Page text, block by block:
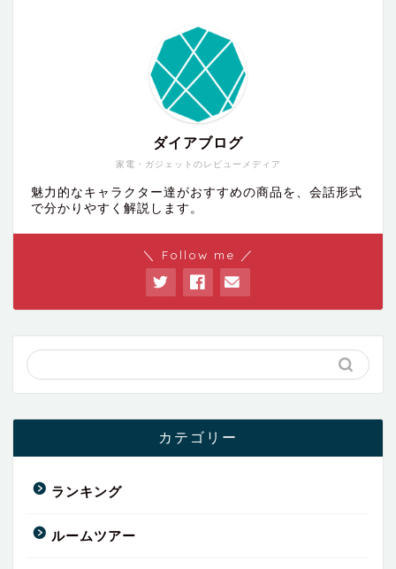
家電・ガジェットのレビューメディア
ダイアブログ
魅力的なキャラクター達がおすすめの商品を、会話形式
で分かりやすく解説します。
＼ Follow me ／
カテゴリー
ランキング
ルームツアー